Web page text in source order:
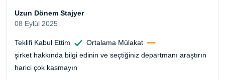
Uzun Dönem Stajyer
08 Eylül 2025
Teklifi Kabul Ettim
Ortalama Mülakat
şirket hakkında bilgi edinin ve seçtiğiniz departmanı araştırın
harici çok kasmayın